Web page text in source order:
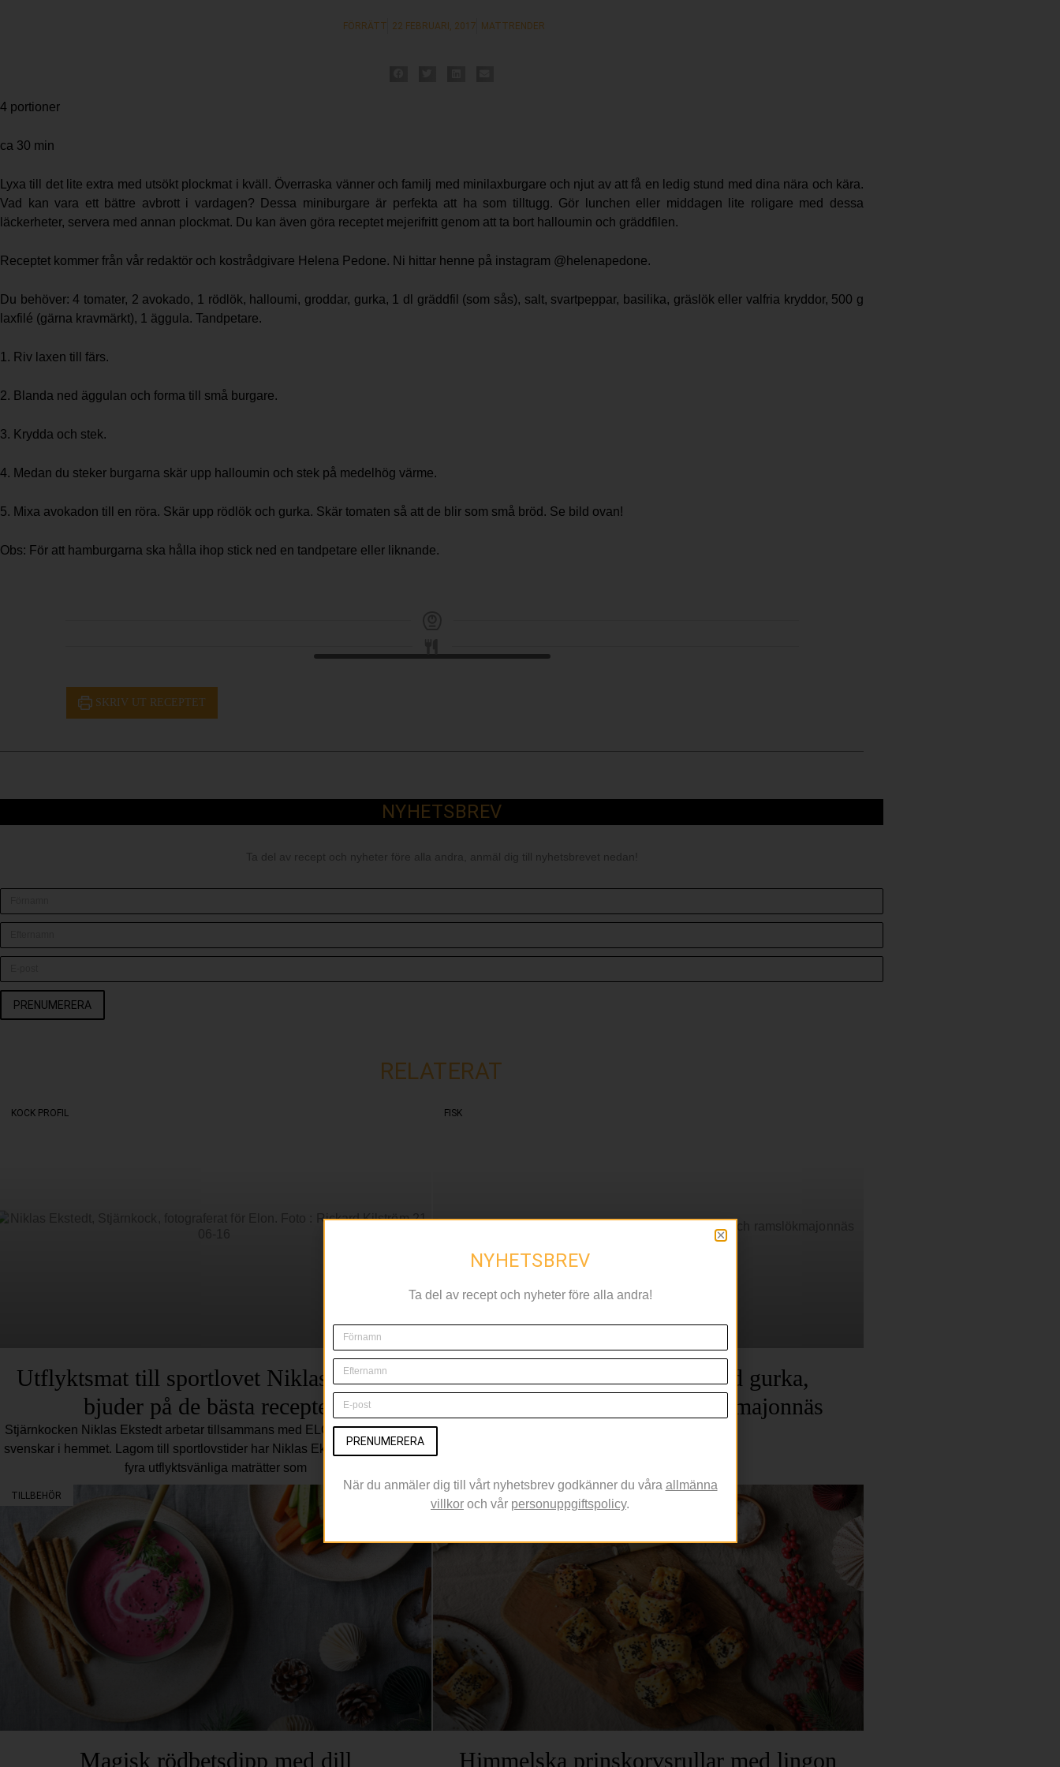
FÖRRÄTT 22 FEBRUARI, 2017 MATTRENDER
4 portioner
ca 30 min
Lyxa till det lite extra med utsökt plockmat i kväll. Överraska vänner och familj med minilaxburgare och njut av att få en ledig stund med dina nära och kära.
Vad kan vara ett bättre avbrott i vardagen? Dessa miniburgare är perfekta att ha som tilltugg. Gör lunchen eller middagen lite roligare med dessa
läckerheter, servera med annan plockmat. Du kan även göra receptet mejerifritt genom att ta bort halloumin och gräddfilen.
Receptet kommer från vår redaktör och kostrådgivare Helena Pedone. Ni hittar henne på instagram @helenapedone.
Du behöver: 4 tomater, 2 avokado, 1 rödlök, halloumi, groddar, gurka, 1 dl gräddfil (som sås), salt, svartpeppar, basilika, gräslök eller valfria kryddor, 500 g
laxfilé (gärna kravmärkt), 1 äggula. Tandpetare.
1. Riv laxen till färs.
2. Blanda ned äggulan och forma till små burgare.
3. Krydda och stek.
4. Medan du steker burgarna skär upp halloumin och stek på medelhög värme.
5. Mixa avokadon till en röra. Skär upp rödlök och gurka. Skär tomaten så att de blir som små bröd. Se bild ovan!
Obs: För att hamburgarna ska hålla ihop stick ned en tandpetare eller liknande.
SKRIV UT RECEPTET
NYHETSBREV
Ta del av recept och nyheter före alla andra, anmäl dig till nyhetsbrevet nedan!
PRENUMERERA
RELATERAT
KOCK PROFIL
Utflyktsmat till sportlovet Niklas Ekstedts
bjuder på de bästa recepten!
Stjärnkocken Niklas Ekstedt arbetar tillsammans med ELON för att inspirera
svenskar i hemmet. Lagom till sportlovstider har Niklas Ekstedt satt samman
fyra utflyktsvänliga maträtter som
FISK
Gin-­gravad lax med grillad gurka,
surdegssmulor och ramslökmajonnäs
TILLBEHÖR
Magisk rödbetsdipp med dill
JULMAT
Himmelska prinskorvsrullar med lingon
NYHETSBREV
Ta del av recept och nyheter före alla andra!
PRENUMERERA
När du anmäler dig till vårt nyhetsbrev godkänner du våra allmänna
villkor och vår personuppgiftspolicy.